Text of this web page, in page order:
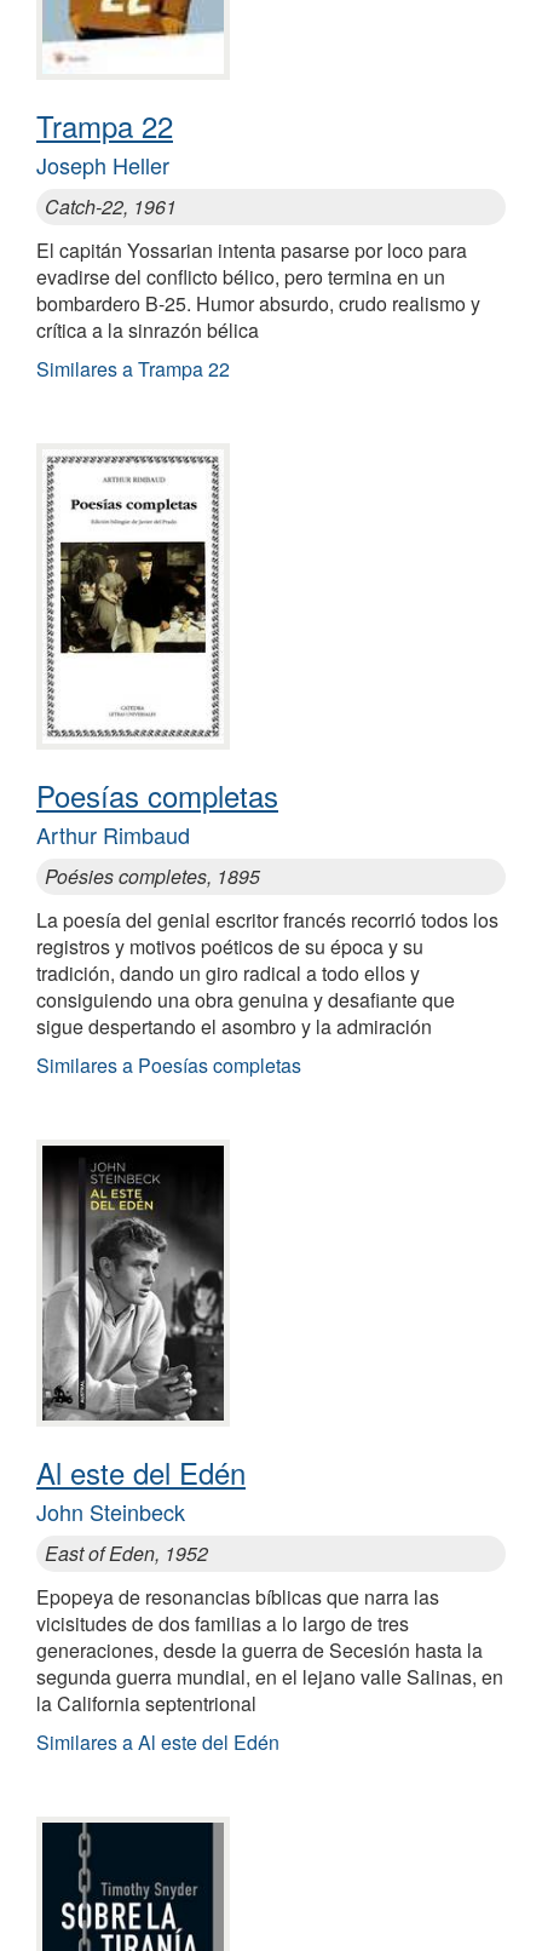
Trampa 22
Joseph Heller
Catch-22, 1961
El capitán Yossarian intenta pasarse por loco para
evadirse del conflicto bélico, pero termina en un
bombardero B-25. Humor absurdo, crudo realismo y
crítica a la sinrazón bélica
Similares a Trampa 22
Poesías completas
Arthur Rimbaud
Poésies completes, 1895
La poesía del genial escritor francés recorrió todos los
registros y motivos poéticos de su época y su
tradición, dando un giro radical a todo ellos y
consiguiendo una obra genuina y desafiante que
sigue despertando el asombro y la admiración
Similares a Poesías completas
Al este del Edén
John Steinbeck
East of Eden, 1952
Epopeya de resonancias bíblicas que narra las
vicisitudes de dos familias a lo largo de tres
generaciones, desde la guerra de Secesión hasta la
segunda guerra mundial, en el lejano valle Salinas, en
la California septentrional
Similares a Al este del Edén